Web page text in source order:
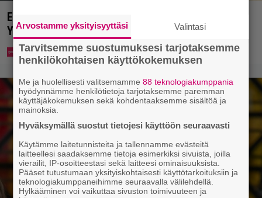
Eppu Normaalin viimeinen konsertti esitetään
Ylellä
Arvostamme yksityisyyttäsi Valintasi
Tarvitsemme suostumuksesi tarjotaksemme
henkilökohtaisen käyttökokemuksen
Me ja huolellisesti valitsemamme88 teknologiakumppania
hyödynnämme henkilötietoja tarjotaksemme paremman
käyttäjäkokemuksen sekä kohdentaaksemme sisältöä ja
mainoksia.
Hyväksymällä suostut tietojesi käyttöön seuraavasti
Käytämme laitetunnisteita ja tallennamme evästeitä
laitteellesi saadaksemme tietoja esimerkiksi sivuista, joilla
vierailit, IP-osoitteestasi sekä laitteesi ominaisuuksista.
Pääset tutustumaan yksityiskohtaisesti käyttötarkoituksiin ja
teknologiakumppaneihimme seuraavalla välilehdellä.
Hylkääminen voi vaikuttaa sivuston toimivuuteen ja